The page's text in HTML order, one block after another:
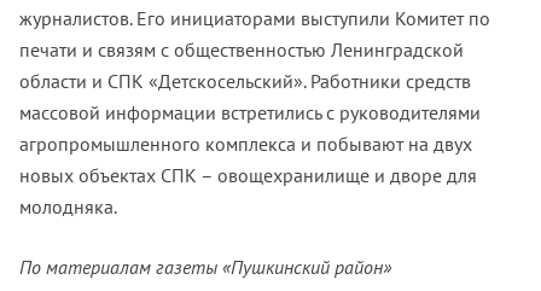
журналистов. Его инициаторами выступили Комитет по
печати и связям с общественностью Ленинградской
области и СПК «Детскосельский». Работники средств
массовой информации встретились с руководителями
агропромышленного комплекса и побывают на двух
новых объектах СПК – овощехранилище и дворе для
молодняка.
По материалам газеты «Пушкинский район»